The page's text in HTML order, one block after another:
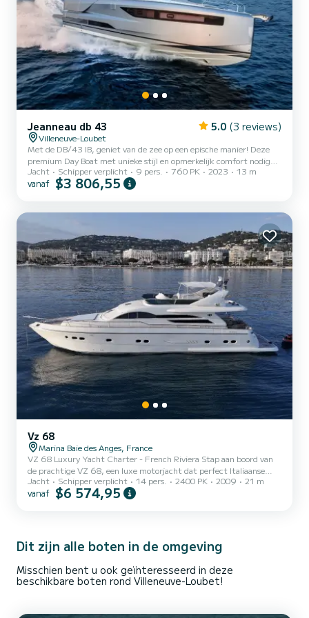
Jeanneau db 43 5.0 (3 reviews)
Villeneuve-Loubet
Met de DB/43 IB, geniet van de zee op een epische manier! Deze
premium Day Boat met unieke stijl en opmerkelijk comfort nodigt u
uit om speciale momenten te delen met vrienden, in de turquoise
wateren. Een fles champagne, water, frisdranken, handdoeken
Jacht Schipper verplicht 9 pers. 760 PK 2023 13 m
vanaf $3 806,55
Vz 68
Marina Baie des Anges, France
VZ 68 Luxury Yacht Charter - French Riviera Stap aan boord van
de prachtige VZ 68, een luxe motorjacht dat perfect Italiaanse
elegantie, uitzonderlijk comfort en uitstekende prestaties
combineert. Ontworpen voor onvergetelijke ervaringen aan de
omvang en verfijnde ontwerp biedt de VZ 68 uitgestrekte
buitenru...
Jacht Schipper verplicht 14 pers. 2400 PK 2009 21 m
vanaf $6 574,95
Dit zijn alle boten in de omgeving
Misschien bent u ook geïnteresseerd in deze
beschikbare boten rond Villeneuve-Loubet!